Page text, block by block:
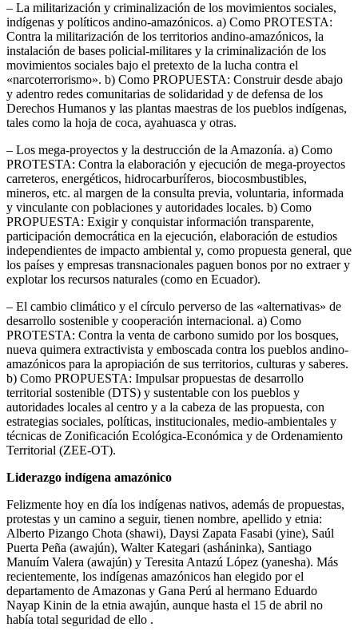
– La militarización y criminalización de los movimientos sociales,
indígenas y políticos andino-amazónicos. a) Como PROTESTA:
Contra la militarización de los territorios andino-amazónicos, la
instalación de bases policial-militares y la criminalización de los
movimientos sociales bajo el pretexto de la lucha contra el
«narcoterrorismo». b) Como PROPUESTA: Construir desde abajo
y adentro redes comunitarias de solidaridad y de defensa de los
Derechos Humanos y las plantas maestras de los pueblos indígenas,
tales como la hoja de coca, ayahuasca y otras.
– Los mega-proyectos y la destrucción de la Amazonía. a) Como
PROTESTA: Contra la elaboración y ejecución de mega-proyectos
carreteros, energéticos, hidrocarburíferos, biocosmbustibles,
mineros, etc. al margen de la consulta previa, voluntaria, informada
y vinculante con poblaciones y autoridades locales. b) Como
PROPUESTA: Exigir y conquistar información transparente,
participación democrática en la ejecución, elaboración de estudios
independientes de impacto ambiental y, como propuesta general, que
los países y empresas transnacionales paguen bonos por no extraer y
explotar los recursos naturales (como en Ecuador).
– El cambio climático y el círculo perverso de las «alternativas» de
desarrollo sostenible y cooperación internacional. a) Como
PROTESTA: Contra la venta de carbono sumido por los bosques,
nueva quimera extractivista y emboscada contra los pueblos andino-
amazónicos para la apropiación de sus territorios, culturas y saberes.
b) Como PROPUESTA: Impulsar propuestas de desarrollo
territorial sostenible (DTS) y sustentable con los pueblos y
autoridades locales al centro y a la cabeza de las propuesta, con
estrategias sociales, políticas, institucionales, medio-ambientales y
técnicas de Zonificación Ecológica-Económica y de Ordenamiento
Territorial (ZEE-OT).
Liderazgo indígena amazónico
Felizmente hoy en día los indígenas nativos, además de propuestas,
protestas y un camino a seguir, tienen nombre, apellido y etnia:
Alberto Pizango Chota (shawi), Daysi Zapata Fasabi (yine), Saúl
Puerta Peña (awajún), Walter Kategari (asháninka), Santiago
Manuím Valera (awajún) y Teresita Antazú López (yanesha). Más
recientemente, los indígenas amazónicos han elegido por el
departamento de Amazonas y Gana Perú al hermano Eduardo
Nayap Kinin de la etnia awajún, aunque hasta el 15 de abril no
había total seguridad de ello .